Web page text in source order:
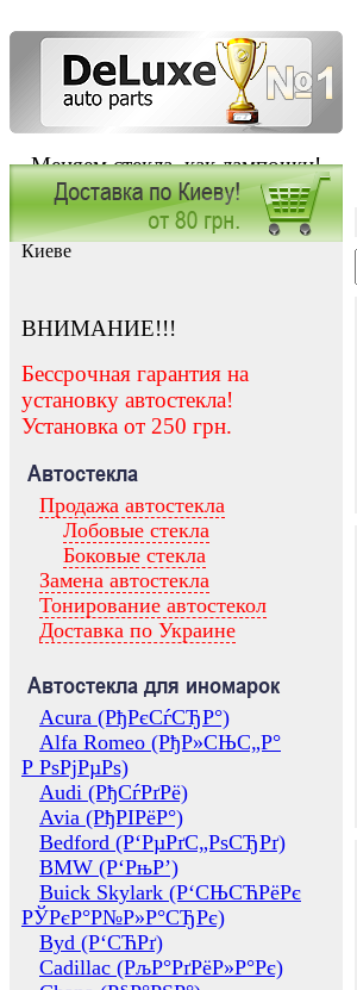
Меняем стекла, как лампочки!
Заказать установку автостекла в
Киеве
ВНИМАНИЕ!!!
Бессрочная гарантия на
установку автостекла!
Установка от 250 грн.
Автостекла
Продажа автостекла
Лобовые стекла
Боковые стекла
Замена автостекла
Тонирование автостекол
Доставка по Украине
Автостекла для иномарок
Acura (РђРєСѓСЂР°)
Alfa Romeo (РђР»СЊС„Р°
Р РѕРјРµРѕ)
Audi (РђСѓРґРё)
Avia (РђРІРёР°)
Bedford (Р‘РµРґС„РѕСЂРґ)
BMW (Р‘РњР’)
Buick Skylark (Р‘СЊСЋРёРє
РЎРєР°Р№Р»Р°СЂРє)
Byd (Р‘СЋРґ)
Cadillac (РљР°РґРёР»Р°Рє)